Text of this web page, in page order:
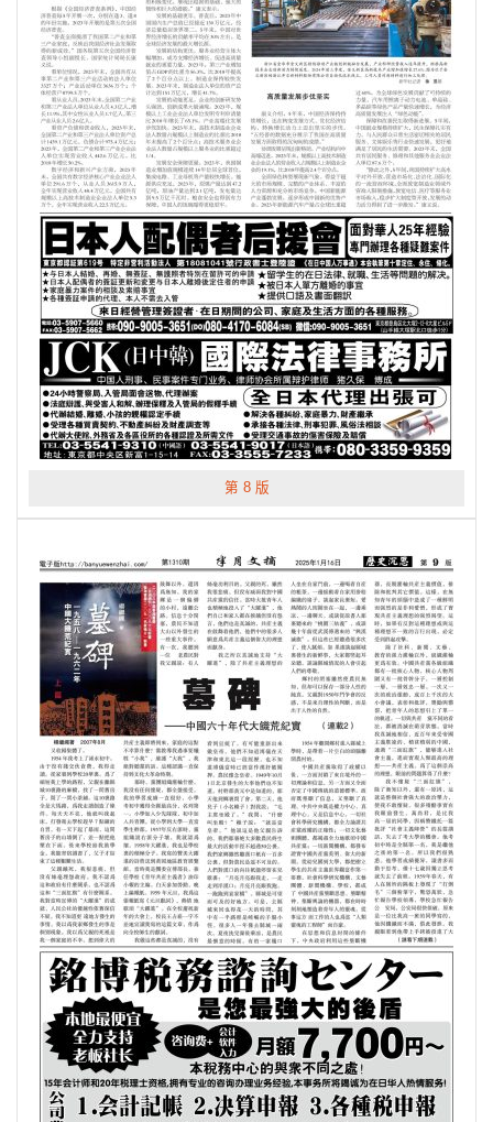
第 8 版